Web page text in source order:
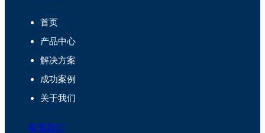
首页
产品中心
解决方案
成功案例
关于我们
联系我们